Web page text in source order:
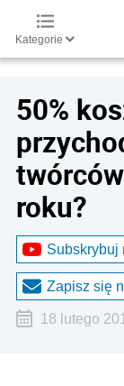
Kategorie
50%
roku?
Subskrybuj
Zapisz się
18 lutego